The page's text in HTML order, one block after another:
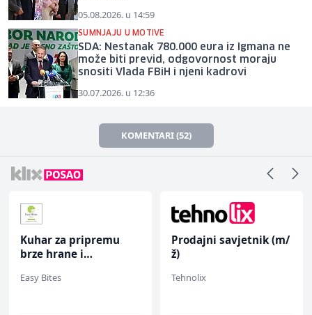
05.08.2026. u 14:59
SUMNJAJU U MOTIVE
SDA: Nestanak 780.000 eura iz Igmana ne
može biti previd, odgovornost moraju
snositi Vlada FBiH i njeni kadrovi
30.07.2026. u 12:36
KOMENTARI (52)
Kuhar za pripremu
brze hrane i
ž)
Easy Bites
Prodajni savjetnik (m/
ž)
Tehnolix